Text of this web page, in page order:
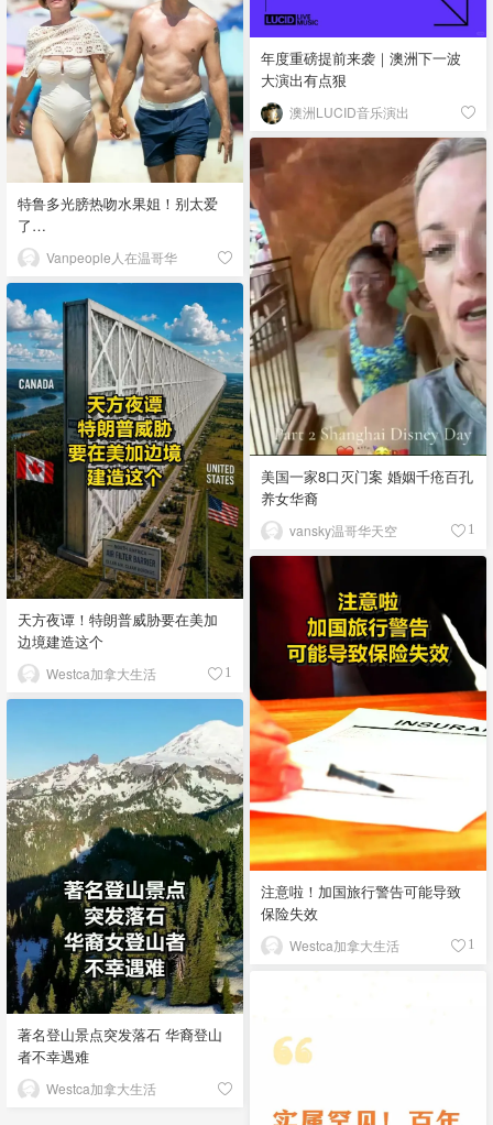
年度重磅提前来袭｜澳洲下一波
大演出有点狠
澳洲LUCID音乐演出
特鲁多光膀热吻水果姐！别太爱
了…
Vanpeople人在温哥华
美国一家8口灭门案 婚姻千疮百孔
养女华裔
vansky温哥华天空 1
天方夜谭！特朗普威胁要在美加
边境建造这个
Westca加拿大生活 1
注意啦！加国旅行警告可能导致
保险失效
Westca加拿大生活 1
著名登山景点突发落石 华裔登山
者不幸遇难
Westca加拿大生活